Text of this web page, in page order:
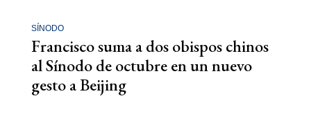
SÍNODO
Francisco suma a dos obispos chinos
al Sínodo de octubre en un nuevo
gesto a Beijing